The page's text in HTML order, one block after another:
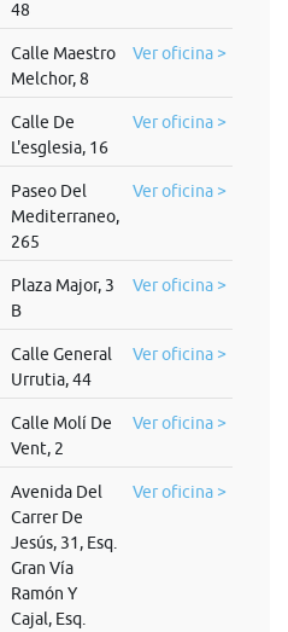
48
Calle Maestro
Melchor, 8
Ver oficina >
Calle De
L'esglesia, 16
Ver oficina >
Paseo Del
Mediterraneo,
265
Ver oficina >
Plaza Major, 3
B
Ver oficina >
Calle General
Urrutia, 44
Ver oficina >
Calle Molí De
Vent, 2
Ver oficina >
Avenida Del
Carrer De
Jesús, 31, Esq.
Gran Vía
Ramón Y
Cajal, Esq.
Ver oficina >